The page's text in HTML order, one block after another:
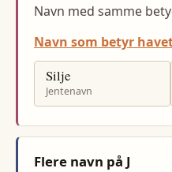
Navn med samme
Navn som betyr
Silje
Jentenavn
Flere navn på J